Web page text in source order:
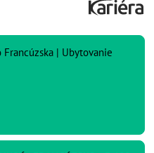
Francúzska | Ubytovanie